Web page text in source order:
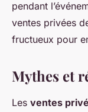
pendant
ventes privées
fructueux pour
Mythes et
Les ventes